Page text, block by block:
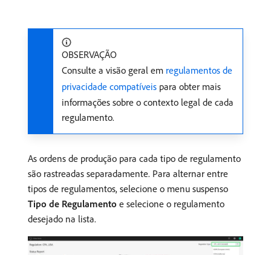
OBSERVAÇÃO
Consulte a visão geral em regulamentos de
privacidade compatíveis para obter mais
informações sobre o contexto legal de cada
regulamento.
As ordens de produção para cada tipo de regulamento
são rastreadas separadamente. Para alternar entre
tipos de regulamentos, selecione o menu suspenso
Tipo de Regulamento e selecione o regulamento
desejado na lista.